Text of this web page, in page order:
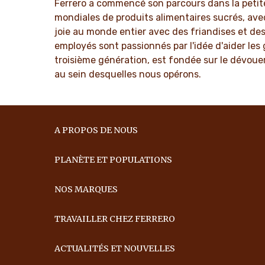
Ferrero a commencé son parcours dans la
mondiales de produits alimentaires sucrés,
joie au monde entier avec des friandises et
employés sont passionnés par l'idée d'aider
troisième génération, est fondée sur le
au sein desquelles nous opérons.
A PROPOS DE NOUS
PLANÈTE ET POPULATIONS
NOS MARQUES
TRAVAILLER CHEZ FERRERO
ACTUALITÉS ET NOUVELLES